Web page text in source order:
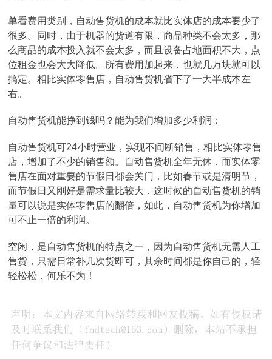
单看费用类别，自动售货机的成本就比实体店的成本要少了
很多。同时，由于机器的货道有限，商品种类不会太多，那
么商品的成本投入就不会太多，而且设备占地面积不大，点
位租金也会大大降低。所有费用加起来，也就几万块就可以
搞定。相比实体零售店，自动售货机省下了一大半成本左
右。
自动售货机能挣到钱吗？能为我们增加多少利润：
自动售货机可24小时营业，实现不间断销售，相比实体零售
店，增加了不少的销售额。自动售货机全年无休，而实体零
售店在面对重要的节假日都会关门，比如春节或是清明节，
而节假日又刚好是需求量比较大，这时候的自动售货机的销
量可以说是实体零售店的翻倍，如此，自动售货机为你增加
可不止一倍的利润。
空闲，是自动售货机的特点之一，因为自动售货机无需人工
售货，只需日常补几次货即可，其余时间都是你自己的，轻
轻松松，何乐不为！